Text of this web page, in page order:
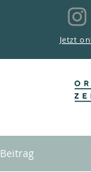
Jetzt
Beitrag